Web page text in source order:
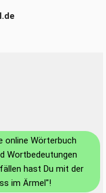
online Wörterbuch
Wortbedeutungen
hast Du mit der
im Ärmel"!